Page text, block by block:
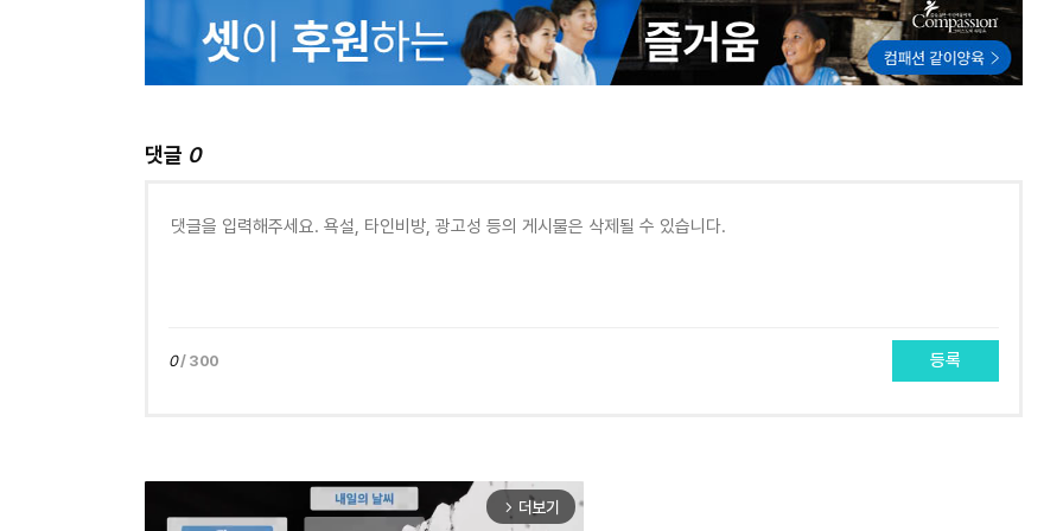
댓글 0
0/ 300 등록
arrow_forward_ios 더보기